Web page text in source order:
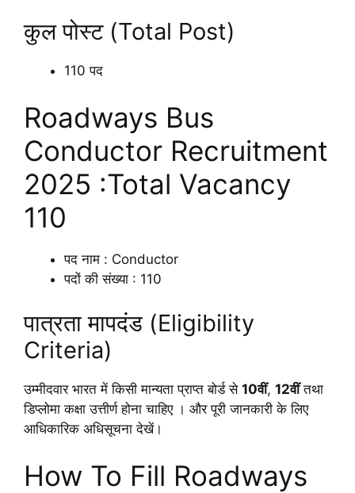
कुल पोस्ट (Total Post)
110 पद
Roadways Bus
Conductor Recruitment
2025 :Total Vacancy
110
पद नाम : Conductor
पदों की संख्या : 110
पात्रता मापदंड (Eligibility
Criteria)
उम्मीदवार भारत में किसी मान्यता प्राप्त बोर्ड से 10वीं, 12वींतथा
डिप्लोमा कक्षा उत्तीर्ण होना चाहिए । और पूरी जानकारी के लिए
आधिकारिक अधिसूचना देखें।
How To Fill Roadways